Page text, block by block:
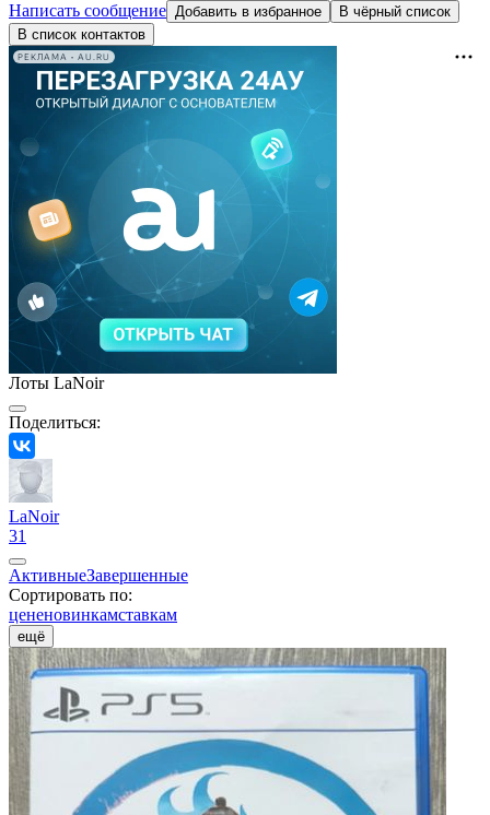
Написать сообщение Добавить в избранное
В чёрный список
В список контактов
РЕКЛАМА • AU.RU
Лоты LaNoir
Поделиться:
LaNoir
31
АктивныеЗавершенные
Сортировать по:
цененовинкамставкам
ещё